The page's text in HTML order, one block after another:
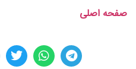
صفحه اصلی